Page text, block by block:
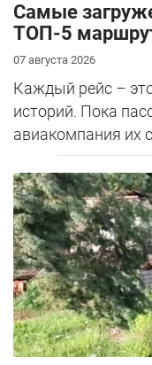
Самые
ТОП-5
07 августа 2026
Каждый рейс –
историй. Пока
авиакомпания их